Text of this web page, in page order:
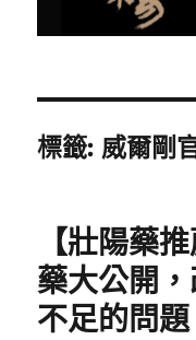
標籤: 威爾剛
【壯陽藥
藥大公開
不足的問題